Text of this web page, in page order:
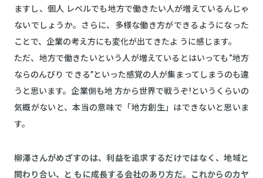
ますし、個人 レベルでも地方で働きたい人が増えているんじゃ
ないでしょうか。さらに、多様な働き方ができるようになった
ことで、企業の考え方にも変化が出てきたよ うに感じます。
ただ、地方で働きたいという人が増えているとはいっても“地方
ならのんびり できる”といった感覚の人が集まってしまうのも違
うと思います。企業側も地 方から世界で戦うぞ!というくらいの
気概がないと、本当の意味で「地方創生」はできないと思いま
す。
柳澤さんがめざすのは、利益を追求するだけではなく、地域と
関わり合い、と もに成長する会社のあり方だ。これからのカヤ